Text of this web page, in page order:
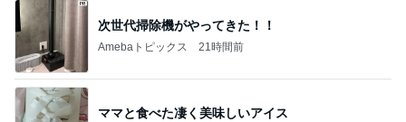
次世代掃除機がやってきた！！
Amebaトピックス 21時間前
ママと食べた凄く美味しいアイス